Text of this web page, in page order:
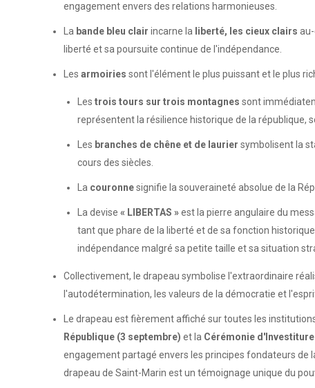
engagement envers des relations harmonieuses.
La bande bleu clair incarne la liberté, les cieux clairs
liberté et sa poursuite continue de l'indépendance.
Les armoiries sont l'élément le plus puissant et le plus
Les trois tours sur trois montagnes sont
représentent la résilience historique de la république,
Les branches de chêne et de laurier symbolisent la
cours des siècles.
La couronnesignifie la souveraineté absolue de la
La devise « LIBERTAS »est la pierre angulaire du
tant que phare de la liberté et de sa fonction
indépendance malgré sa petite taille et sa situation
Collectivement, le drapeau symbolise l'extraordinaire
l'autodétermination, les valeurs de la démocratie et
Le drapeau est fièrement affiché sur toutes les
République (3 septembre) et la Cérémonie
engagement partagé envers les principes fondateurs de
drapeau de Saint-Marin est un témoignage unique du